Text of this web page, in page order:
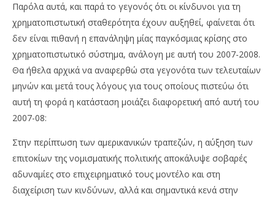
Παρόλα αυτά, και παρά το γεγονός ότι οι κίνδυνοι για τη
χρηματοπιστωτική σταθερότητα έχουν αυξηθεί, φαίνεται ότι
δεν είναι πιθανή η επανάληψη μίας παγκόσμιας κρίσης στο
χρηματοπιστωτικό σύστημα, ανάλογη με αυτή του 2007-2008.
Θα ήθελα αρχικά να αναφερθώ στα γεγονότα των τελευταίων
μηνών και μετά τους λόγους για τους οποίους πιστεύω ότι
αυτή τη φορά η κατάσταση μοιάζει διαφορετική από αυτή του
2007-08:
Στην περίπτωση των αμερικανικών τραπεζών, η αύξηση των
επιτοκίων της νομισματικής πολιτικής αποκάλυψε σοβαρές
αδυναμίες στο επιχειρηματικό τους μοντέλο και στη
διαχείριση των κινδύνων, αλλά και σημαντικά κενά στην